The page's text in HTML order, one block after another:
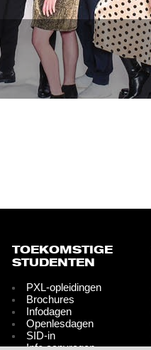
TOEKOMSTIGE
STUDENTEN
PXL-opleidingen
Brochures
Infodagen
Openlesdagen
SID-in